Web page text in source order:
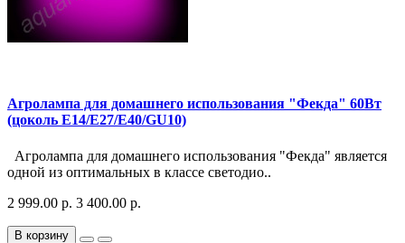
Агролампа для домашнего использования "Фекда" 60Вт
(цоколь E14/E27/E40/GU10)
Агролампа для домашнего использования "Фекда" является
одной из оптимальных в классе светодио..
2 999.00 р. 3 400.00 р.
В корзину